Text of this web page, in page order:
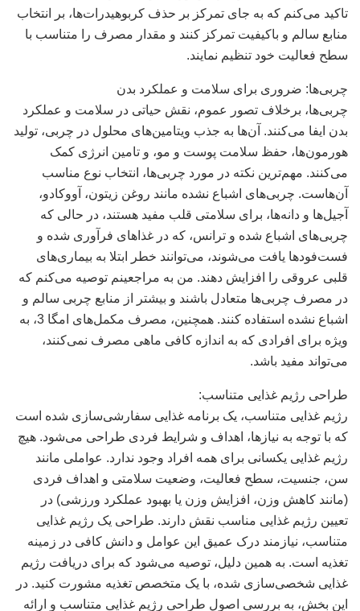
تاکید می‌کنم که به جای تمرکز بر حذف کربوهیدرات‌ها، بر انتخاب
منابع سالم و باکیفیت تمرکز کنند و مقدار مصرف را متناسب با
سطح فعالیت خود تنظیم نمایند.
چربی‌ها: ضروری برای سلامت و عملکرد بدن
چربی‌ها، برخلاف تصور عموم، نقش حیاتی در سلامت و عملکرد
بدن ایفا می‌کنند. آن‌ها به جذب ویتامین‌های محلول در چربی، تولید
هورمون‌ها، حفظ سلامت پوست و مو، و تامین انرژی کمک
می‌کنند. مهم‌ترین نکته در مورد چربی‌ها، انتخاب نوع مناسب
آن‌هاست. چربی‌های اشباع نشده مانند روغن زیتون، آووکادو،
آجیل‌ها و دانه‌ها، برای سلامتی قلب مفید هستند، در حالی که
چربی‌های اشباع شده و ترانس، که در غذاهای فرآوری شده و
فست‌فودها یافت می‌شوند، می‌توانند خطر ابتلا به بیماری‌های
قلبی عروقی را افزایش دهند. من به مراجعینم توصیه می‌کنم که
در مصرف چربی‌ها متعادل باشند و بیشتر از منابع چربی سالم و
اشباع نشده استفاده کنند. همچنین، مصرف مکمل‌های امگا 3، به
ویژه برای افرادی که به اندازه کافی ماهی مصرف نمی‌کنند،
می‌تواند مفید باشد.
طراحی رژیم غذایی متناسب:
رژیم غذایی متناسب، یک برنامه غذایی سفارشی‌سازی شده است
که با توجه به نیازها، اهداف و شرایط فردی طراحی می‌شود. هیچ
رژیم غذایی یکسانی برای همه افراد وجود ندارد. عواملی مانند
سن، جنسیت، سطح فعالیت، وضعیت سلامتی و اهداف فردی
(مانند کاهش وزن، افزایش وزن یا بهبود عملکرد ورزشی) در
تعیین رژیم غذایی مناسب نقش دارند. طراحی یک رژیم غذایی
متناسب، نیازمند درک عمیق این عوامل و دانش کافی در زمینه
تغذیه است. به همین دلیل، توصیه می‌شود که برای دریافت رژیم
غذایی شخصی‌سازی شده، با یک متخصص تغذیه مشورت کنید. در
این بخش، به بررسی اصول طراحی رژیم غذایی متناسب و ارائه